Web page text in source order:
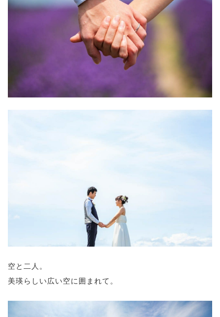
空と二人。
美瑛らしい広い空に囲まれて。